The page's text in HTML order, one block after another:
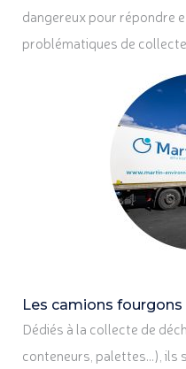
dangereux pour répondre
problématiques de
Les camions fourgons
Dédiés à la collecte de
conteneurs, palettes…), ils